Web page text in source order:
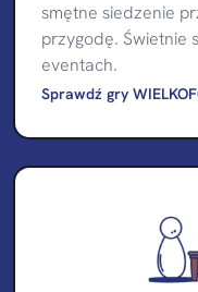
smętne siedzenie
przygodę. Świetnie
eventach.
Sprawdź gry